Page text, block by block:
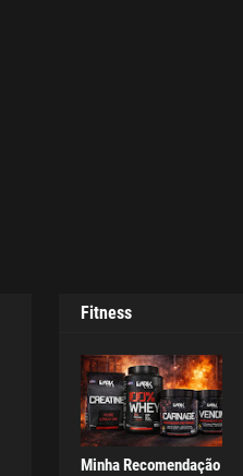
Fitness
Minha Recomendação